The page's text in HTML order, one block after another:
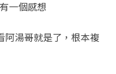
一個感想
阿湯哥就是了，根本複